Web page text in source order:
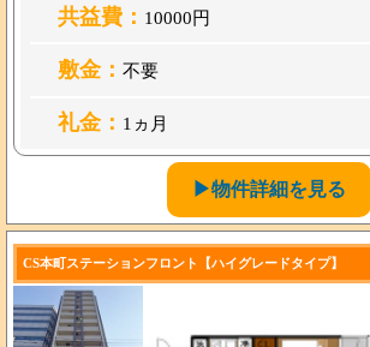
共益費： 10000円
敷金： 不要
礼金： 1ヵ月
▶物件詳細を見る
CS本町ステーションフロント【ハイグレードタイプ】